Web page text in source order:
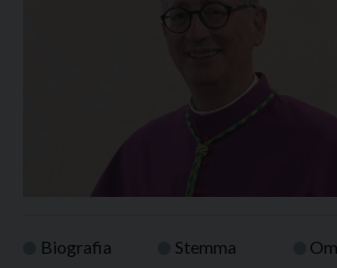
Biografia Stemma